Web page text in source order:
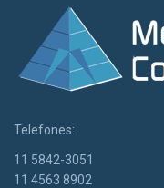
Telefones:
11 5842-3051
11 4563 8902